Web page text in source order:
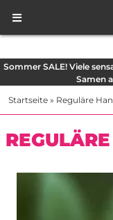
Sommer SALE! Viele
Samen
Startseite » Reguläre